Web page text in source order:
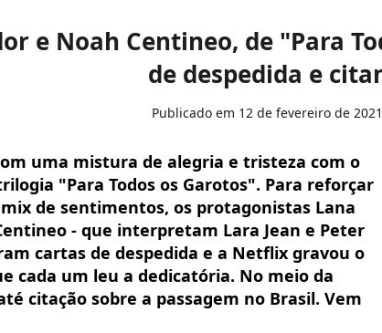
e Noah Centineo, de "Para
de despedida e
Publicado em 12 de fevereiro de
uma mistura de alegria e tristeza com o
"Para Todos os Garotos". Para reforçar
de sentimentos, os protagonistas Lana
- que interpretam Lara Jean e Peter
cartas de despedida e a Netflix gravou o
cada um leu a dedicatória. No meio da
citação sobre a passagem no Brasil. Vem